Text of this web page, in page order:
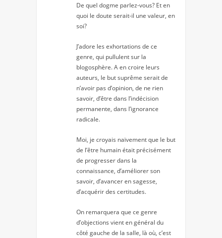
De quel dogme parlez-vous? Et en
quoi le doute serait-il une valeur, en
soi?
J’adore les exhortations de ce
genre, qui pullulent sur la
blogosphère. A en croire leurs
auteurs, le but suprême serait de
n’avoir pas d’opinion, de ne rien
savoir, d’être dans l’indécision
permanente, dans l’ignorance
radicale.
Moi, je croyais naïvement que le but
de l’être humain était précisément
de progresser dans la
connaissance, d’améliorer son
savoir, d’avancer en sagesse,
d’acquérir des certitudes.
On remarquera que ce genre
d’objections vient en général du
côté gauche de la salle, là où, c’est